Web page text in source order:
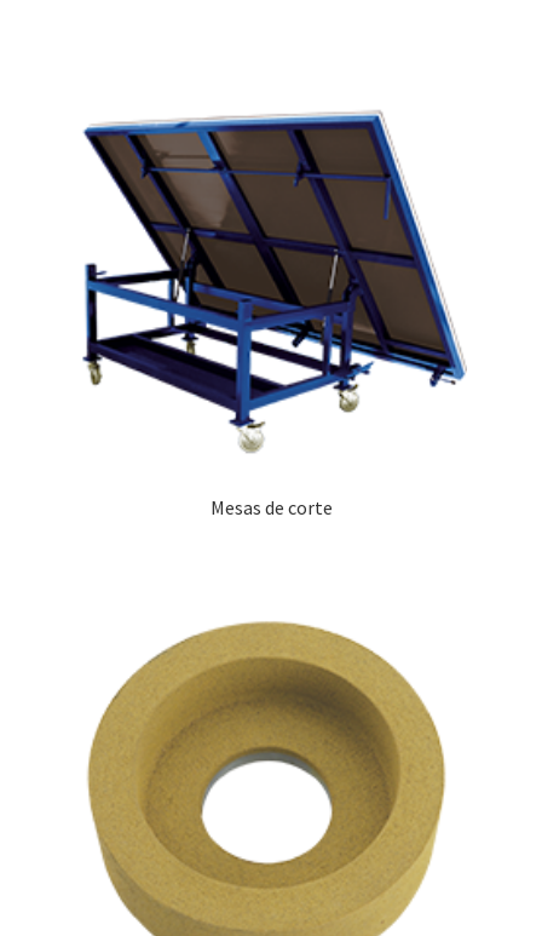
Mesas de corte